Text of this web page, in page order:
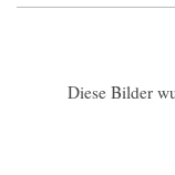
Diese Bilder